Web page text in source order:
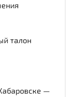
талон
—